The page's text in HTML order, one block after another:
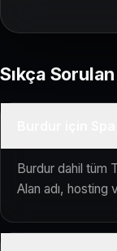
Sıkça
Burdur dahil tüm
Alan adı, hosting